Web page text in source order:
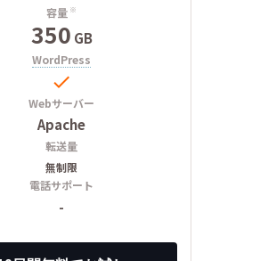
容量 ※
350 GB
WordPress

Webサーバー
Apache
転送量
無制限
電話サポート
-